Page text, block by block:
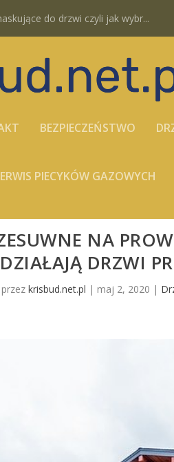
do drzwi czyli jak wybr...
BEZPIECZEŃSTWO
PIECYKÓW GAZOWYCH
NA
DZIAŁAJĄ DRZWI
przezkrisbud.net.pl | maj 2, 2020 |